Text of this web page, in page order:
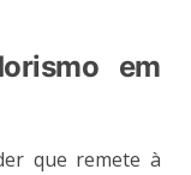
em
que remete à